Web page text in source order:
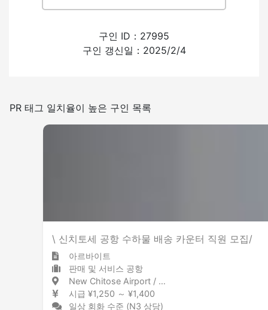
일본어를 쓰는 빈도
구인 ID：27995
구인 갱신일：2025/2/4
PR 태그 일치율이 높은 구인 목록
\ 신치토세 공항 수하물 배송 카운터 직원 모집/
아르바이트
판매 및 서비스 공항
New Chitose Airport / Hokkaido 新千歳空港 / 北海道
시급 ¥1,250 ～ ¥1,400
일상 회화 수준 (N3 상당)